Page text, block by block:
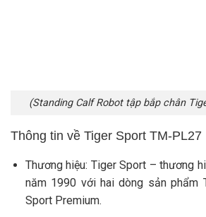
(Standing Calf Robot tập bắp chân
Thông tin về Tiger Sport TM-PL27
Thương hiệu: Tiger Sport – thương
năm 1990 với hai dòng sản phẩm
Sport Premium.